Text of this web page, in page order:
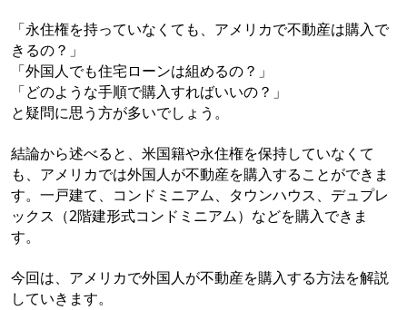
「永住権を持っていなくても、アメリカで不動産は購入で
きるの？」
「外国人でも住宅ローンは組めるの？」
「どのような手順で購入すればいいの？」
と疑問に思う方が多いでしょう。
結論から述べると、米国籍や永住権を保持していなくて
も、アメリカでは外国人が不動産を購入することができま
す。一戸建て、コンドミニアム、タウンハウス、デュプレ
ックス（2階建形式コンドミニアム）などを購入できま
す。
今回は、アメリカで外国人が不動産を購入する方法を解説
していきます。